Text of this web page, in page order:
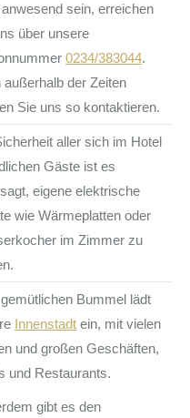
sein, erreichen
über unsere
0234/383044.
außerhalb der Zeiten
Sie uns so kontaktieren.
aller sich im Hotel
Gäste ist es
eigene elektrische
wie Wärmeplatten oder
im Zimmer zu
Bummel lädt
Innenstadt ein, mit vielen
und großen Geschäften,
und Restaurants.
gibt es den